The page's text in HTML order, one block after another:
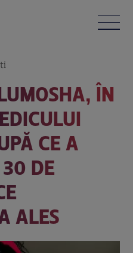
ÎN
CE A
30 DE
ALES